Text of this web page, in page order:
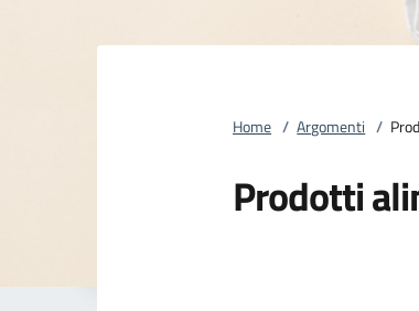
Home / Argomenti /
Prodotti